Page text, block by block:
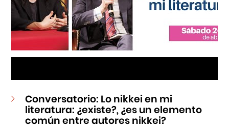
Conversatorio: Lo nikkei en mi
literatura: ¿existe?, ¿es un elemento
común entre autores nikkei?